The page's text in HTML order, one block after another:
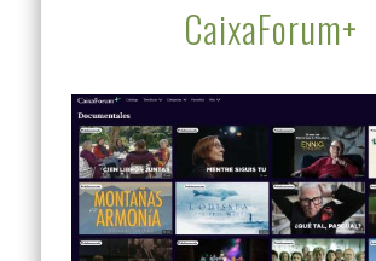
CaixaForum+